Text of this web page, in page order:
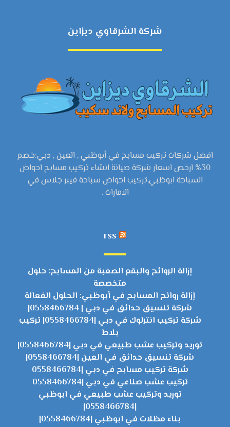
شركة الشرقاوي ديزاين
افضل شركات تركيب مسابح في أبوظبي , العين , دبي:خصم
30% ارخص اسعار شركة صيانة انشاء تركيب مسابح احواض
السباحة ابوظبي,تركيب احواض سباحة فيبر جلاس في
الامارات .
rss
إزالة الروائح والبقع الصعبة من المسابح: حلول
متخصصة
إزالة روائح المسابح في أبوظبي: الحلول الفعالة
شركة تنسيق حدائق في دبي | 0558466784|
شركة تركيب انترلوك في دبي |0558466784| تركيب
بلاط
توريد وتركيب عشب طبيعي في دبي |0558466784|
شركة تنسيق حدائق في العين |0558466784|
شركة تركيب مسابح في دبي |0558466784
تركيب عشب صناعي في دبي |0558466784
توريد وتركيب عشب طبيعي في ابوظبي
|0558466784|
بناء مظلات في ابوظبي |0558466784|